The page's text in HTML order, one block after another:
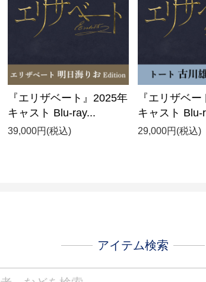
『エリザベート』2025年
キャスト Blu-ray...
39,000円(税込)
『エリザベ
キャスト Blu-
29,000円(税込)
アイテム検索